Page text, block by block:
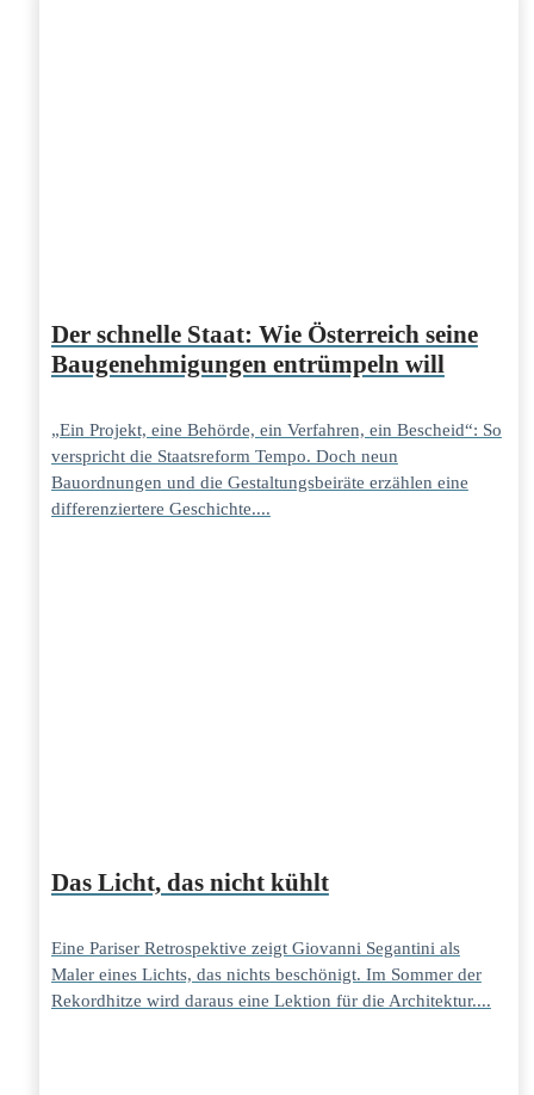
Der schnelle Staat: Wie Österreich seine
Baugenehmigungen entrümpeln will
„Ein Projekt, eine Behörde, ein Verfahren, ein Bescheid“: So
verspricht die Staatsreform Tempo. Doch neun
Bauordnungen und die Gestaltungsbeiräte erzählen eine
differenziertere Geschichte....
Das Licht, das nicht kühlt
Eine Pariser Retrospektive zeigt Giovanni Segantini als
Maler eines Lichts, das nichts beschönigt. Im Sommer der
Rekordhitze wird daraus eine Lektion für die Architektur....